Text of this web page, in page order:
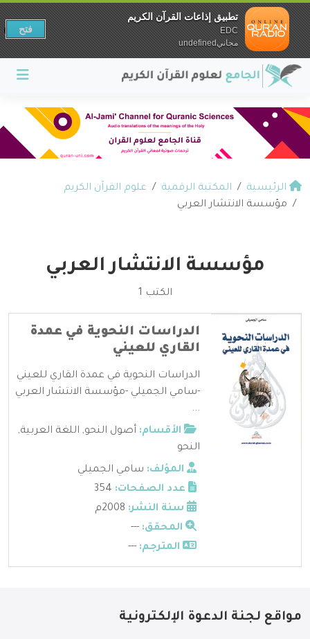
الرئيسية المكتبة الرقمية
علوم القرآن الكريم
مؤسسة الانتشار العربي
مؤسسة الانتشار العربي
الكتب 1
الدراسات النحوية في عمدة
القاري للعيني
الدراسات النحوية في عمدة القاري للعيني
-سامي الجميلي -مؤسسة الانتشار العربي
...
الأقسام: أصول النحو, اللغة العربية,
النحو
المؤلف: سامي الجميلي
عدد الصفحات:
سنة النشر:
المحقق: ---
المترجم: ---
مواقع لجنة الدعوة الإلكترونية
تطبيق إذاعات القرآن الكريم
EDC
مجانيundefined
فتح